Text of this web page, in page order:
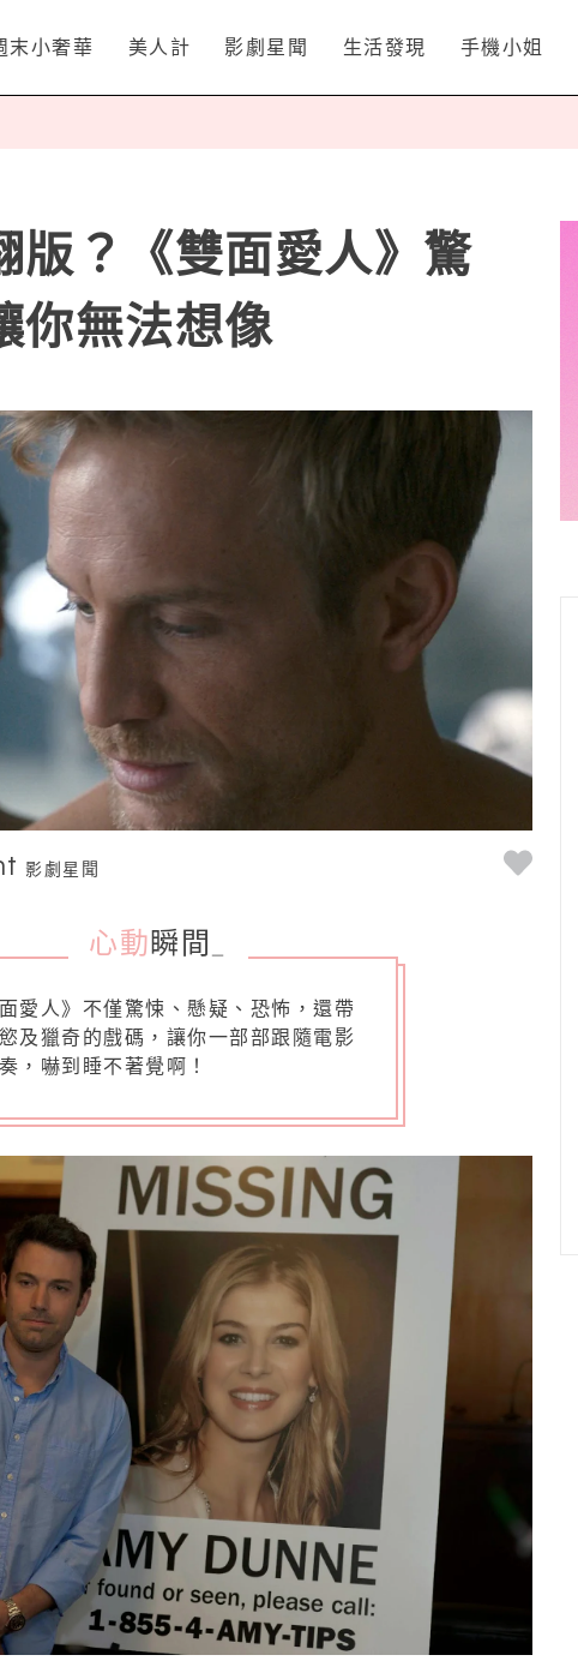
末小奢華 美人計 影劇星聞 生活發現 手機小姐
版？《雙面愛人》驚
你無法想像
影劇星聞
心動 瞬間
愛人》不僅驚悚、懸疑、恐怖，還帶
及獵奇的戲碼，讓你一部部跟隨電影
，嚇到睡不著覺啊！